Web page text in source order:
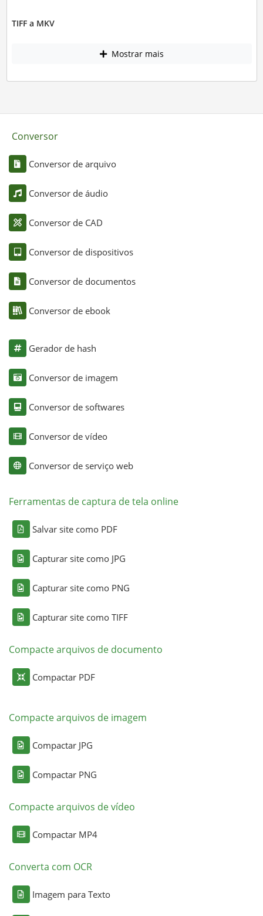
TIFF a MKV
Mostrar mais
Conversor
Conversor de arquivo
Conversor de áudio
Conversor de CAD
Conversor de dispositivos
Conversor de documentos
Conversor de ebook
Gerador de hash
Conversor de imagem
Conversor de softwares
Conversor de vídeo
Conversor de serviço web
Ferramentas de captura de tela online
Salvar site como PDF
Capturar site como JPG
Capturar site como PNG
Capturar site como TIFF
Compacte arquivos de documento
Compactar PDF
Compacte arquivos de imagem
Compactar JPG
Compactar PNG
Compacte arquivos de vídeo
Compactar MP4
Converta com OCR
Imagem para Texto